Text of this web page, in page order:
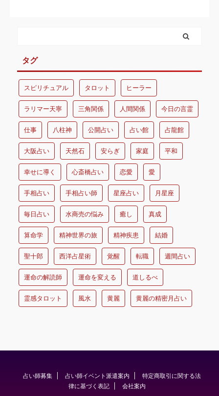
タグ
スピリチュアル タロット ヒーラー
ラリマー天寧 三角関係 人間関係 今日の言霊
仕事 八柱神 公開占い 占い館 占龍館
大阪占い 天然石 安らぎ 家庭 平和
幸せに導く 心斎橋占い 恋愛 愛
手相占い 手相占い師 星座占い 月星座
毎日占い 水商売の悩み 癒し 真成
算命学 精神世界の旅 精神疾患 結婚
聖十郎 西洋占星術 覚醒 転職 週間占い
運命の解読師 運命を変える 道しるべ
霊感タロット 風水 黄麗 黄麗の精密月占い
占い師募集 占い師イベント派遣案内
特定商取引に関する法
律に基づく表記
会社案内